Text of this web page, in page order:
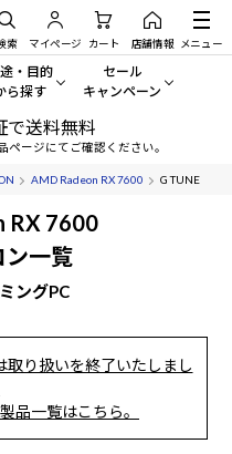
索 マイページ カート 店舗情報 メニュー
みる
・目的
ら探す
般向けパソコン
ーミングPC・ゲーム向けパソコン
ジネス向けパソコン
ペック/パーツ別
セール
キャンペーン
セール・キャンペー
期間限定セール
おすすめ目玉パソコン
今イチオシのパソコンをピ
Windows 11
で送料無料
ージにてご確認ください。
AMD Radeon RX 7600 G TUNE
RX 7600
ン一覧
ングPC
取り扱いを終了いたしまし
品一覧はこちら。